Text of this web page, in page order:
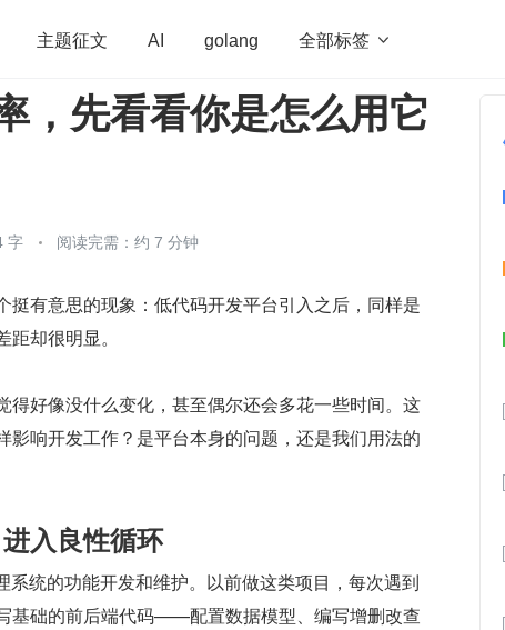
主题征文 AI golang 全部标签 
算法 学习方法 Web3.0 高效工作
，先看看你是怎么用它
字 阅读完需：约 7 分钟
挺有意思的现象：低代码开发平台引入之后，同样是
却很明显。
得好像没什么变化，甚至偶尔还会多花一些时间。这
影响开发工作？是平台本身的问题，还是我们用法的
入良性循环
统的功能开发和维护。以前做这类项目，每次遇到
基础的前后端代码——配置数据模型、编写增删改查